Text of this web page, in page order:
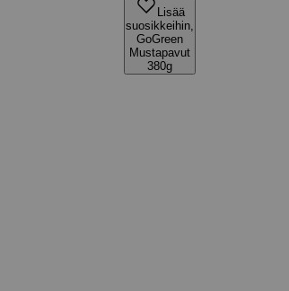
Lisää
suosikkeihin,
GoGreen
Mustapavut
380g